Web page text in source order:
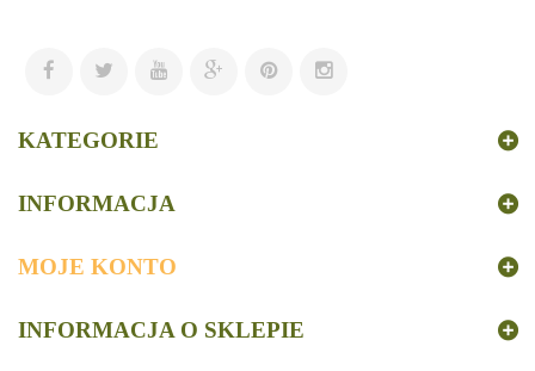
KATEGORIE
INFORMACJA
MOJE KONTO
INFORMACJA O SKLEPIE